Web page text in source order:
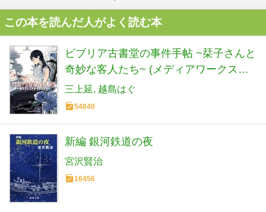
この本を読んだ人がよく読む本
ビブリア古書堂の事件手帖 ~栞子さんと
奇妙な客人たち~ (メディアワークス文
庫)
三上延 越島はぐ
54840
新編 銀河鉄道の夜
宮沢賢治
16456